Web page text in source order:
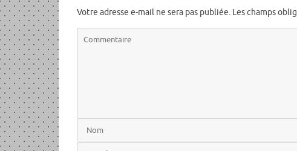
Votre adresse e-mail ne sera pas publiée. Les champs